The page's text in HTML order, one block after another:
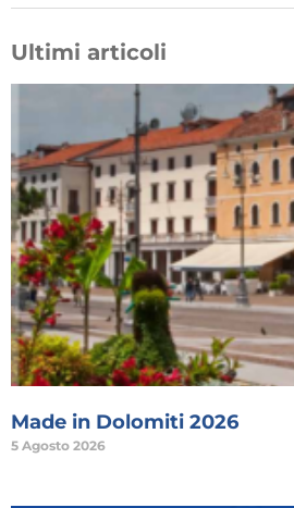
Ultimi articoli
Made in Dolomiti 2026
5 Agosto 2026